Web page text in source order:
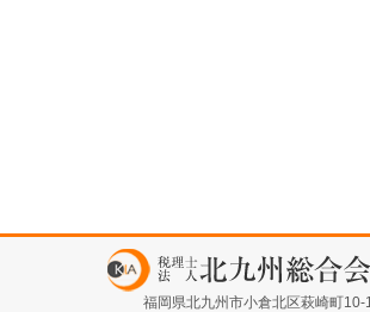
福岡県北九州市小倉北区萩崎町10-